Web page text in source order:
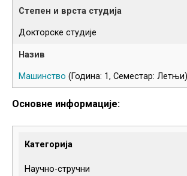
Докторске студије
Машинство (Година: 1, Семестар: Летњи)
Основне информације:
Категорија
Научно-стручни